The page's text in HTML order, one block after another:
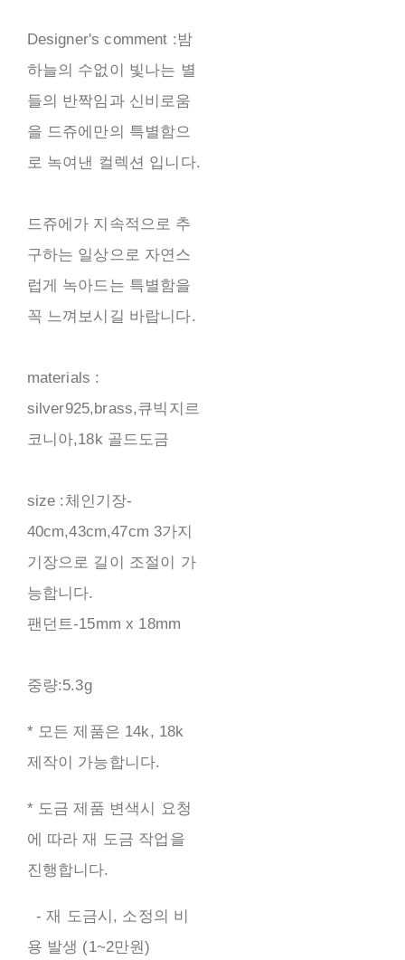
Designer's comment :밤
하늘의 수없이 빛나는 별
들의 반짝임과 신비로움
을 드쥬에만의 특별함으
로 녹여낸 컬렉션 입니다.
드쥬에가 지속적으로 추
구하는 일상으로 자연스
럽게 녹아드는 특별함을
꼭 느껴보시길 바랍니다.
materials :
silver925,brass,큐빅지르
코니아,18k 골드도금
size :체인기장-
40cm,43cm,47cm 3가지
기장으로 길이 조절이 가
능합니다.
팬던트-15mm x 18mm
중량:5.3g
* 모든 제품은 14k, 18k
제작이 가능합니다.
* 도금 제품 변색시 요청
에 따라 재 도금 작업을
진행합니다.
- 재 도금시, 소정의 비
용 발생 (1~2만원)